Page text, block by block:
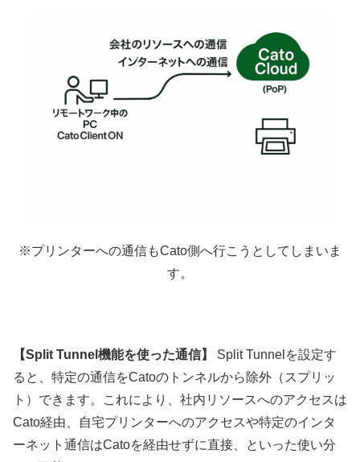
※プリンターへの通信もCato側へ行こうとしてしまいま
す。
【Split Tunnel機能を使った通信】
Split Tunnelを設定す
ると、特定の通信をCatoのトンネルから除外（スプリッ
ト）できます。これにより、社内リソースへのアクセスは
Cato経由、自宅プリンターへのアクセスや特定のインタ
ーネット通信はCatoを経由せずに直接、といった使い分